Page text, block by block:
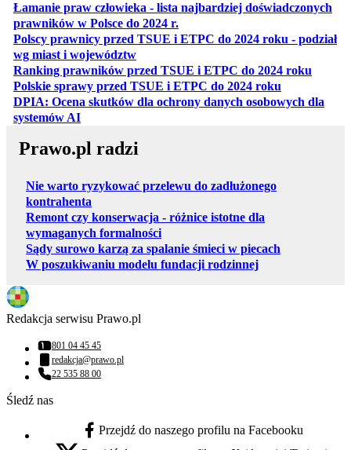
Łamanie praw człowieka - lista najbardziej doświadczonych
prawników w Polsce do 2024 r.
Polscy prawnicy przed TSUE i ETPC do 2024 roku - podział
wg miast i województwotwiera się w nowej karcie
Ranking prawników przed TSUE i ETPC do 2024 roku
Polskie sprawy przed TSUE i ETPC do 2024 roku
DPIA: Ocena skutków dla ochrony danych osobowych dla
systemów AIotwiera się w nowej karcie
Prawo.pl radzi
Nie warto ryzykować przelewu do zadłużonego
kontrahenta
Remont czy konserwacja - różnice istotne dla
wymaganych formalności
Sądy surowo karzą za spalanie śmieci w piecach
W poszukiwaniu modelu fundacji rodzinnej
Redakcja serwisu Prawo.pl
Numer telefonu:
801 04 45 45
Adres email:
redakcja@prawo.pl
Numer telefonu:
22 535 88 00
Śledź nas
facebook - otwiera się w nowej karcie
Przejdź do naszego profilu na Facebooku